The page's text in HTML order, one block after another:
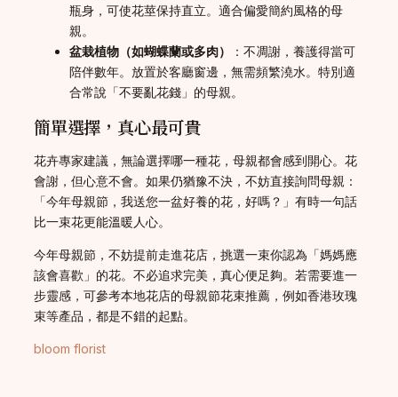
瓶身，可使花莖保持直立。適合偏愛簡約風格的母
親。
盆栽植物（如蝴蝶蘭或多肉）
：不凋謝，養護得當可
陪伴數年。放置於客廳窗邊，無需頻繁澆水。特別適
合常說「不要亂花錢」的母親。
簡單選擇，真心最可貴
花卉專家建議，無論選擇哪一種花，母親都會感到開心。花
會謝，但心意不會。如果仍猶豫不決，不妨直接詢問母親：
「今年母親節，我送您一盆好養的花，好嗎？」有時一句話
比一束花更能溫暖人心。
今年母親節，不妨提前走進花店，挑選一束你認為「媽媽應
該會喜歡」的花。不必追求完美，真心便足夠。若需要進一
步靈感，可參考本地花店的母親節花束推薦，例如香港玫瑰
束等產品，都是不錯的起點。
bloom florist